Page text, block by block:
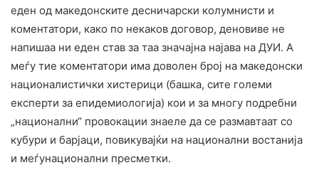
еден од македонските десничарски колумнисти и
коментатори, како по некаков договор, деновиве не
напишаа ни еден став за таа значајна најава на ДУИ. А
меѓу тие коментатори има доволен број на македонски
националистички хистерици (башка, сите големи
експерти за епидемиологија) кои и за многу подребни
„национални“ провокации знаеле да се размавтаат со
кубури и барјаци, повикувајќи на национални востанија
и меѓунационални пресметки.